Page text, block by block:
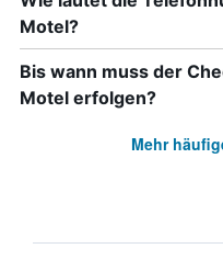
Motel?
Bis wann muss der
Motel erfolgen?
Mehr